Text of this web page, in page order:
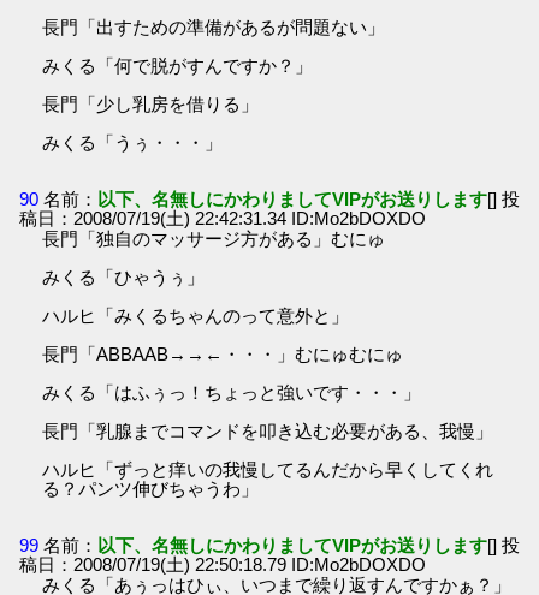
長門「出すための準備があるが問題ない」
みくる「何で脱がすんですか？」
長門「少し乳房を借りる」
みくる「うぅ・・・」
90 名前： 以下、名無しにかわりましてVIPがお送りします[] 投
稿日：2008/07/19(土) 22:42:31.34 ID:Mo2bDOXDO
長門「独自のマッサージ方がある」むにゅ
みくる「ひゃうぅ」
ハルヒ「みくるちゃんのって意外と」
長門「ABBAAB→→←・・・」むにゅむにゅ
みくる「はふぅっ！ちょっと強いです・・・」
長門「乳腺までコマンドを叩き込む必要がある、我慢」
ハルヒ「ずっと痒いの我慢してるんだから早くしてくれ
る？パンツ伸びちゃうわ」
99 名前： 以下、名無しにかわりましてVIPがお送りします[] 投
稿日：2008/07/19(土) 22:50:18.79 ID:Mo2bDOXDO
みくる「あぅっはひぃ、いつまで繰り返すんですかぁ？」